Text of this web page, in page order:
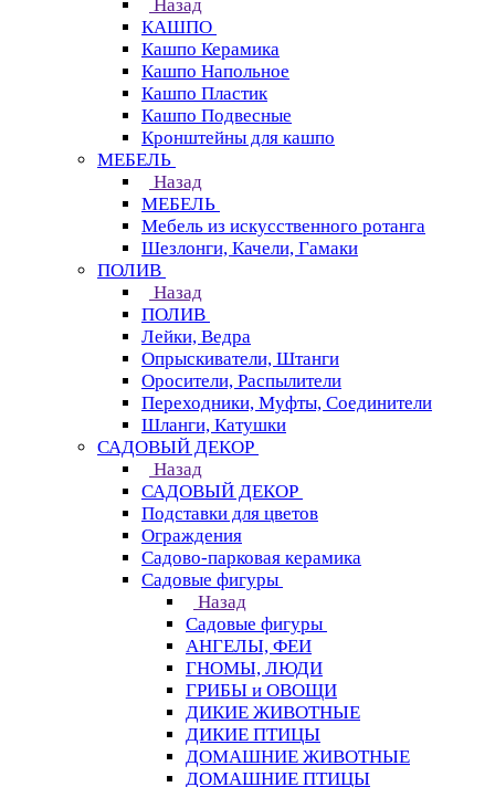
Назад
КАШПО
Кашпо Керамика
Кашпо Напольное
Кашпо Пластик
Кашпо Подвесные
Кронштейны для кашпо
МЕБЕЛЬ
Назад
МЕБЕЛЬ
Мебель из искусственного ротанга
Шезлонги, Качели, Гамаки
ПОЛИВ
Назад
ПОЛИВ
Лейки, Ведра
Опрыскиватели, Штанги
Оросители, Распылители
Переходники, Муфты, Соединители
Шланги, Катушки
САДОВЫЙ ДЕКОР
Назад
САДОВЫЙ ДЕКОР
Подставки для цветов
Ограждения
Садово-парковая керамика
Садовые фигуры
Назад
Садовые фигуры
АНГЕЛЫ, ФЕИ
ГНОМЫ, ЛЮДИ
ГРИБЫ и ОВОЩИ
ДИКИЕ ЖИВОТНЫЕ
ДИКИЕ ПТИЦЫ
ДОМАШНИЕ ЖИВОТНЫЕ
ДОМАШНИЕ ПТИЦЫ